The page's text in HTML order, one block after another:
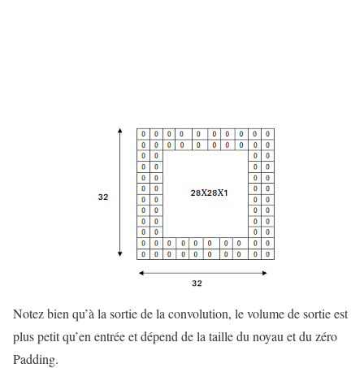
Notez bien qu’à la sortie de la convolution, le volume de sortie est
plus petit qu’en entrée et dépend de la taille du noyau et du zéro
Padding.